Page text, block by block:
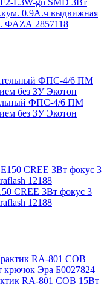
0.9А.ч выдвижная
ФАZА 2857118
ФПС-4/6 ПМ
без ЗУ Экотон
CREE 3Вт фокус 3
12188
RA-801 COB 15Вт